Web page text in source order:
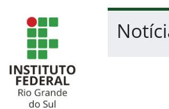
Início da navegação Início do